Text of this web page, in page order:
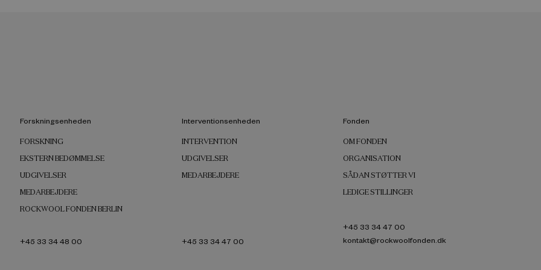
Forskningsenheden
FORSKNING
EKSTERN BEDØMMELSE
UDGIVELSER
MEDARBEJDERE
ROCKWOOL FONDEN BERLIN
+45 33 34 48 00
Interventionsenheden
INTERVENTION
UDGIVELSER
MEDARBEJDERE
+45 33 34 47 00
Fonden
OM FONDEN
ORGANISATION
SÅDAN STØTTER VI
LEDIGE STILLINGER
+45 33 34 47 00
kontakt@rockwoolfonden.dk